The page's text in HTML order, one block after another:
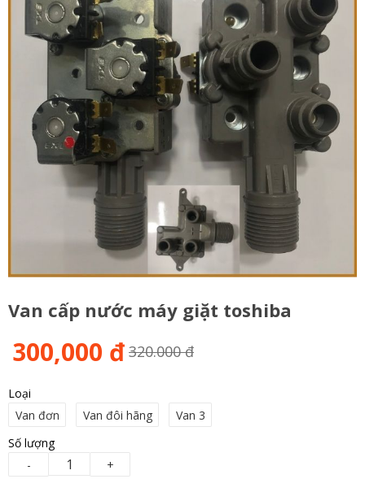
Van cấp nước máy giặt toshiba
300,000 đ 320.000 đ
Loại
Van đơn
Van đôi hãng
Van 3
Số lượng
-
+